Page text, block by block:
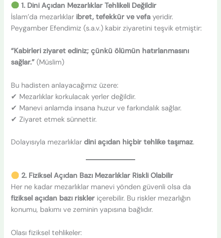
1. Dini Açıdan Mezarlıklar Tehlikeli Değildir
İslam’da mezarlıklar ibret, tefekkür ve vefa yeridir.
Peygamber Efendimiz (s.a.v.) kabir ziyaretini teşvik etmiştir:
“Kabirleri ziyaret ediniz; çünkü ölümün hatırlanmasını
sağlar.” (Müslim)
Bu hadisten anlayacağımız üzere:
✔ Mezarlıklar korkulacak yerler değildir.
✔ Manevi anlamda insana huzur ve farkındalık sağlar.
✔ Ziyaret etmek sünnettir.
Dolayısıyla mezarlıklardini açıdan hiçbir tehlike taşımaz.
2. Fiziksel Açıdan Bazı Mezarlıklar Riskli Olabilir
Her ne kadar mezarlıklar manevi yönden güvenli olsa da
fiziksel açıdan bazı riskler içerebilir. Bu riskler mezarlığın
konumu, bakımı ve zeminin yapısına bağlıdır.
Olası fiziksel tehlikeler: